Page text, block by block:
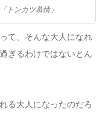
トンカツ慕情」
て、そんな大人になれ
ぎるわけではないとん
る大人になったのだろ